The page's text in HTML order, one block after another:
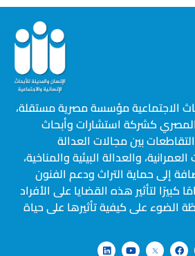
الاجتماعية مؤسسة مصرية مستقلة،
كشركة استشارات وأبحاث
بين مجالات العدالة
والعدالة البيئية والمناخية،
إلى حماية التراث ودعم الفنون
كبيرًا لتأثير هذه القضايا على الأفراد
الضوء على كيفية تأثيرها على حياة